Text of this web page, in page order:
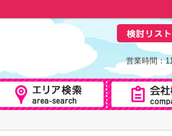
営業時間：